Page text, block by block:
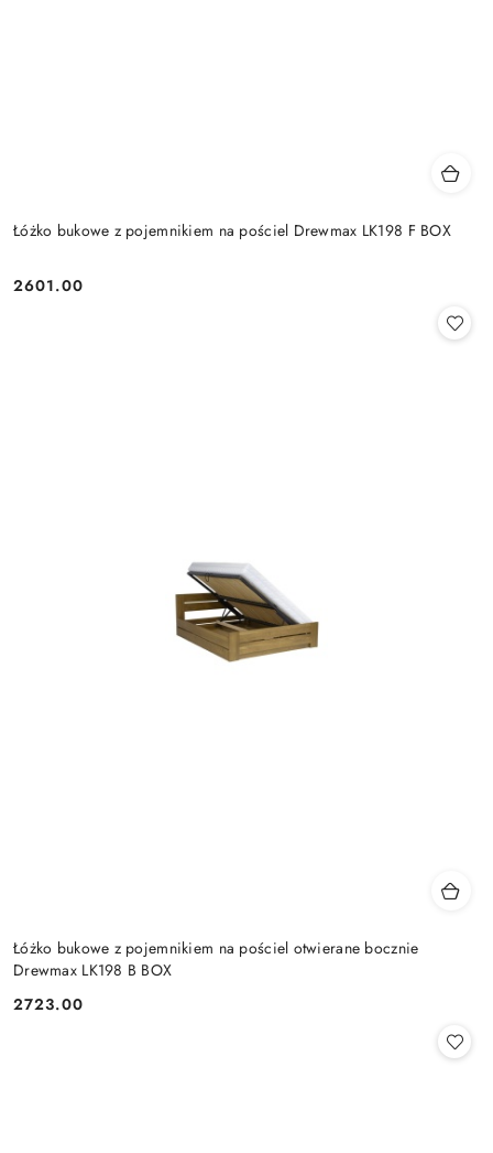
Łóżko bukowe z pojemnikiem na pościel Drewmax LK198 F BOX
Cena:
2601.00
Łóżko bukowe z pojemnikiem na pościel otwierane bocznie
Drewmax LK198 B BOX
Cena:
2723.00